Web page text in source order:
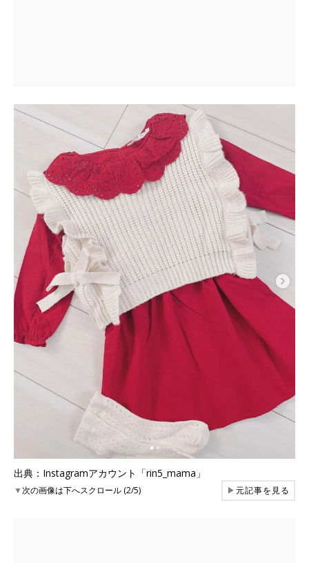
出典：Instagramアカウント「rin5_mama」
▼次の画像は下へスクロール (2/5) ▶元記事を見る